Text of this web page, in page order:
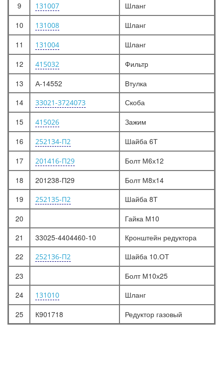
9
131007
Шланг
10
131008
Шланг
11
131004
Шланг
12
415032
Фильтр
13
А-14552
Втулка
14
33021-3724073
Скоба
15
415026
Зажим
16
252134-П2
Шайба 6Т
17
201416-П29
Болт М6х12
18
201238-П29
Болт М8х14
19
252135-П2
Шайба 8Т
20
Гайка М10
21
33025-4404460-10
Кронштейн редуктора
22
252136-П2
Шайба 10.ОТ
23
Болт М10х25
24
131010
Шланг
25
К901718 Редуктор газовый